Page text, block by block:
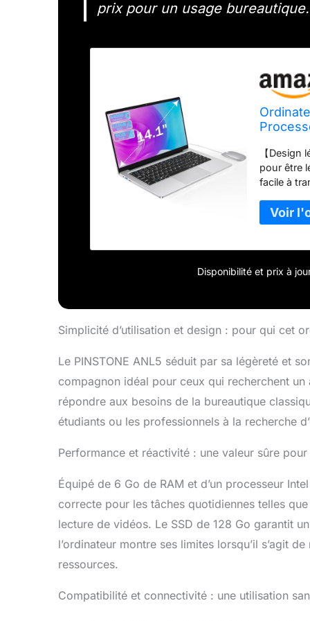
prix pour un usage bureautique.
PC
&
【
pour être
facile à
mobile et
de 1,1
efficace】
【
d'un
vitesses
le
l'efficacité
avancées
(2,4g +
2.0
Disponibilité et prix à
Simplicité d’utilisation et design : pour qui cet
Le PINSTONE ANL5 séduit par sa légèreté et
compagnon idéal pour ceux qui recherchent
répondre aux besoins de la bureautique
étudiants ou les professionnels à la recherche
Performance et réactivité : une valeur sûre
Équipé de 6 Go de RAM et d’un processeur
correcte pour les tâches quotidiennes telles
lecture de vidéos. Le SSD de 128 Go garantit
l’ordinateur montre ses limites lorsqu’il s’agit
ressources.
Compatibilité et connectivité : une utilisation